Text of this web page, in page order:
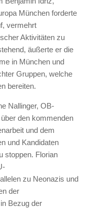
München forderte
vermehrt
Aktivitäten zu
äußerte er die
in München und
Gruppen, welche
bereiten.
Nallinger, OB-
den kommenden
und dem
und Kandidaten
stoppen. Florian
zu Neonazis und
der
Bezug der